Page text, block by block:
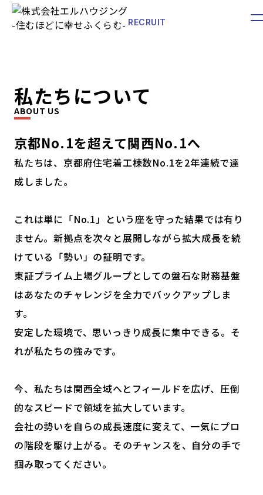
RECRUIT
5年分の
成長を、
1年で。
私たちについて
ABOUT US
京都No.1を超えて関西No.1へ
私たちは、京都府住宅着工棟数No.1を2年連続で達
成しました。
これは単に「No.1」という座を守った結果では有り
ません。新拠点を次々と展開しながら拡大成長を続
けている「勢い」の証明です。
東証プライム上場グループとしての盤石な財務基盤
はあなたのチャレンジを全力でバックアップしま
す。
安定した環境で、思いっきり成長に集中できる。そ
れが私たちの強みです。
今、私たちは関西全域へとフィールドを広げ、圧倒
的なスピードで領域を拡大しています。
会社の勢いを自らの成長速度に変えて、一気にプロ
の階段を駆け上がる。そのチャンスを、自分の手で
掴み取ってください。